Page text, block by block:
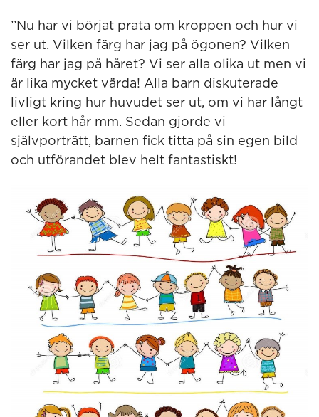
’’Nu har vi börjat prata om kroppen och hur vi
ser ut. Vilken färg har jag på ögonen? Vilken
färg har jag på håret? Vi ser alla olika ut men vi
är lika mycket värda! Alla barn diskuterade
livligt kring hur huvudet ser ut, om vi har långt
eller kort hår mm. Sedan gjorde vi
självporträtt, barnen fick titta på sin egen bild
och utförandet blev helt fantastiskt!